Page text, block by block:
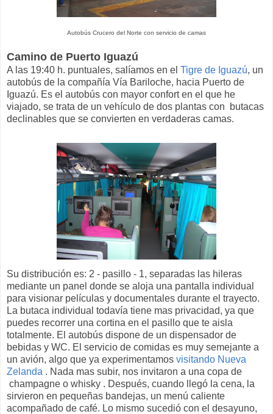
Autobús Crucero del Norte con servicio de camas
Camino de Puerto Iguazú
A las 19:40 h. puntuales, salíamos en el Tigre de Iguazú, un
autobús de la compañía Vía Bariloche, hacia Puerto de
Iguazú. Es el autobús con mayor confort en el que he
viajado, se trata de un vehículo de dos plantas con butacas
declinables que se convierten en verdaderas camas.
Su distribución es: 2 - pasillo - 1, separadas las hileras
mediante un panel donde se aloja una pantalla individual
para visionar películas y documentales durante el trayecto.
La butaca individual todavía tiene mas privacidad, ya que
puedes recorrer una cortina en el pasillo que te aisla
totalmente. El autobús dispone de un dispensador de
bebidas y WC. El servicio de comidas es muy semejante a
un avión, algo que ya experimentamos visitando Nueva
Zelanda . Nada mas subir, nos invitaron a una copa de
champagne o whisky . Después, cuando llegó la cena, la
sirvieron en pequeñas bandejas, un menú caliente
acompañado de café. Lo mismo sucedió con el desayuno,